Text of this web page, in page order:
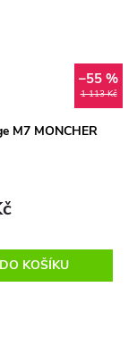
1 113 Kč
–55 %
M7 MONCHER
DO KOŠÍKU